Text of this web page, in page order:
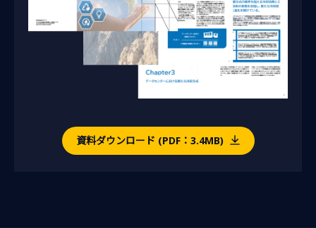
資料ダウンロード (PDF：3.4MB)